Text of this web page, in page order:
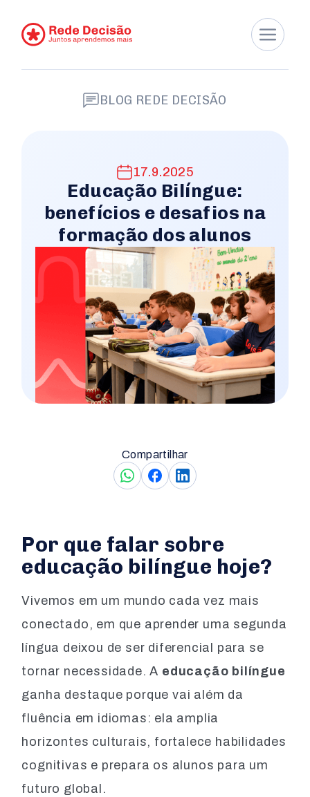
BLOG REDE DECISÃO
17.9.2025
Educação Bilíngue:
benefícios e desafios na
formação dos alunos
Compartilhar
Por que falar sobre
educação bilíngue hoje?
Vivemos em um mundo cada vez mais
conectado, em que aprender uma segunda
língua deixou de ser diferencial para se
tornar necessidade. A educação bilíngue
ganha destaque porque vai além da
fluência em idiomas: ela amplia
horizontes culturais, fortalece habilidades
cognitivas e prepara os alunos para um
futuro global.